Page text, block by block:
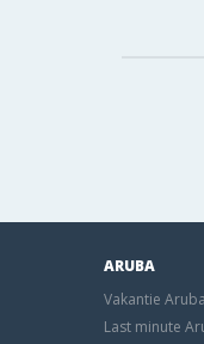
ARUBA
Vakantie Aruba
Last minute